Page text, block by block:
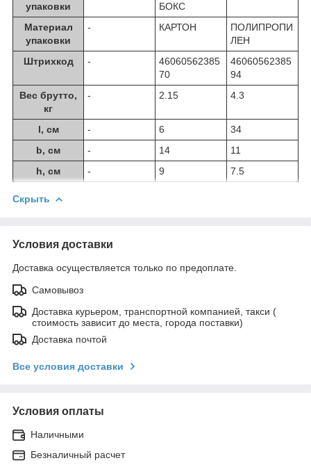
упаковки
БОКС
Материал
упаковки
- КАРТОН
ПОЛИПРОПИ
ЛЕН
Штрихкод
-
46060562385
70
46060562385
94
Вес брутто,
кг
- 2.15 4.3
l, см - 6
34
b, см
- 14
11
h, см
- 9 7.5
Скрыть
Условия доставки
Доставка осуществляется только по предоплате.
Самовывоз
Доставка курьером, транспортной компанией, такси (
стоимость зависит до места, города поставки)
Доставка почтой
Все условия доставки
Условия оплаты
Наличными
Безналичный расчет